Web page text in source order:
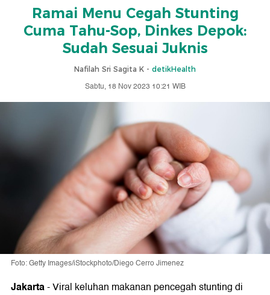
Ramai Menu Cegah Stunting
Cuma Tahu-Sop, Dinkes Depok:
Sudah Sesuai Juknis
Nafilah Sri Sagita K - detikHealth
Sabtu, 18 Nov 2023 10:21 WIB
Foto: Getty Images/iStockphoto/Diego Cerro Jimenez
Jakarta-Viral keluhan makanan pencegah stunting di